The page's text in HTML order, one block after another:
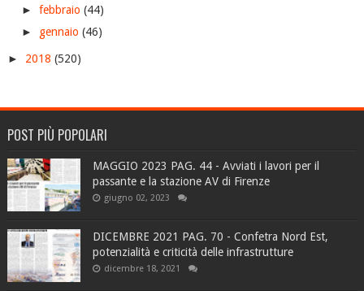
► febbraio (44)
► gennaio (46)
► 2018 (520)
POST PIÙ POPOLARI
MAGGIO 2023 PAG. 44 - Avviati i lavori per il
passante e la stazione AV di Firenze
giugno 02, 2023
DICEMBRE 2021 PAG. 70 - Confetra Nord Est,
potenzialità e criticità delle infrastrutture
dicembre 18, 2021